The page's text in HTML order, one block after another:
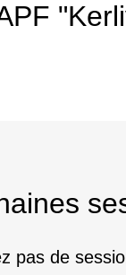
pas de